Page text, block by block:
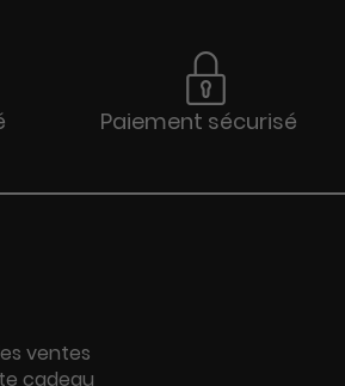
Paiement sécurisé
ventes
cadeau